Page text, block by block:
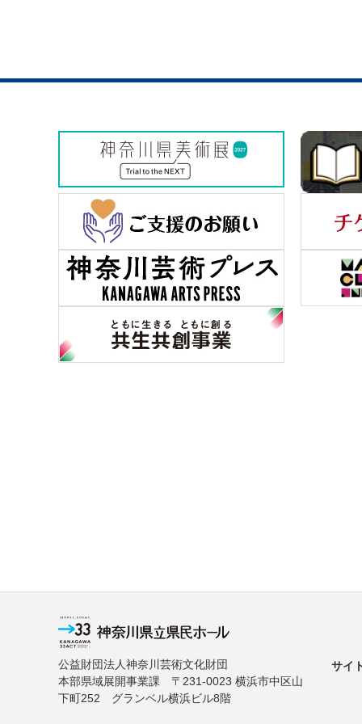
公益財団法人神奈川芸術文化財団
本部県域展開事業課 〒231-0023 横浜市中区山
下町252 グランベル横浜ビル8階
サイ